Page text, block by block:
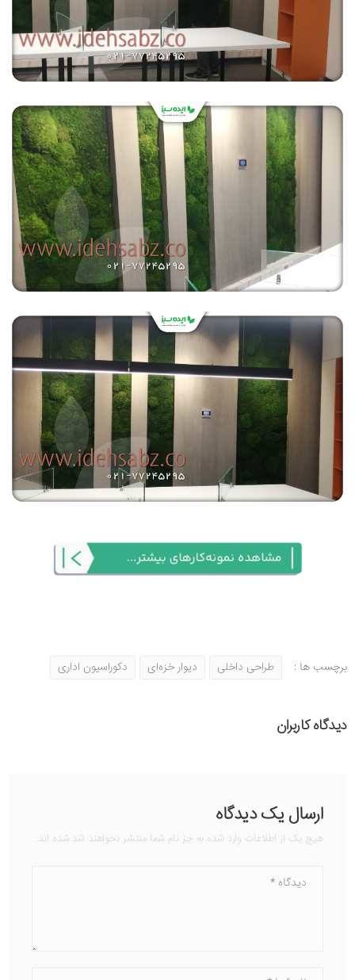
برچسب ها : طراحی داخلی دیوار خزه‌ای دکوراسیون اداری
دیدگاه کاربران
ارسال یک دیدگاه
هیچ یک از اطلاعات وارد شده به جز نام شما منتشر نخواهند شد شده اند.